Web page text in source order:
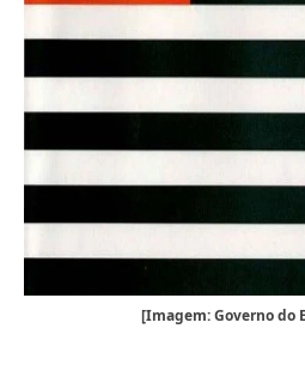
[Imagem: Governo do